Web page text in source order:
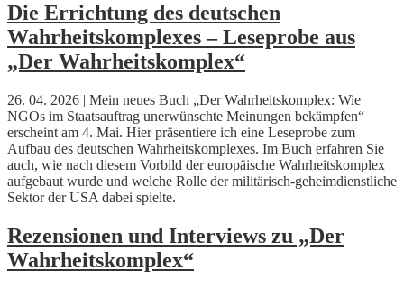
Die Errichtung des deutschen
Wahrheitskomplexes – Leseprobe aus
„Der Wahrheitskomplex“
26. 04. 2026 | Mein neues Buch „Der Wahrheitskomplex: Wie
NGOs im Staatsauftrag unerwünschte Meinungen bekämpfen“
erscheint am 4. Mai. Hier präsentiere ich eine Leseprobe zum
Aufbau des deutschen Wahrheitskomplexes. Im Buch erfahren Sie
auch, wie nach diesem Vorbild der europäische Wahrheitskomplex
aufgebaut wurde und welche Rolle der militärisch-geheimdienstliche
Sektor der USA dabei spielte.
Rezensionen und Interviews zu „Der
Wahrheitskomplex“